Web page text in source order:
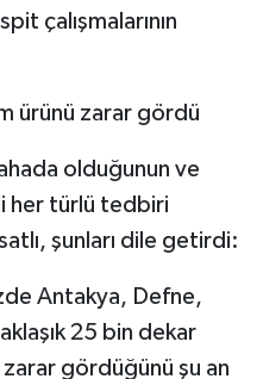
çalışmalarının
ürünü zarar gördü
olduğunun ve
her türlü tedbiri
şunları dile getirdi:
Antakya, Defne,
25 bin dekar
gördüğünü şu an